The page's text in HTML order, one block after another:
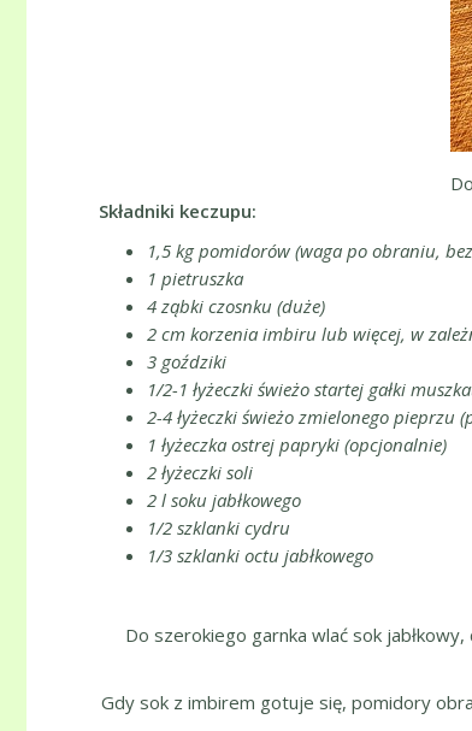
Składniki keczupu:
1,5 kg pomidorów (waga po obraniu,
1 pietruszka
4 ząbki czosnku (duże)
2 cm korzenia imbiru lub więcej, w
3 goździki
1/2-1 łyżeczki świeżo startej gałki
2-4 łyżeczki świeżo zmielonego pieprzu
1 łyżeczka ostrej papryki (opcjonalnie)
2 łyżeczki soli
2 l soku jabłkowego
1/2 szklanki cydru
1/3 szklanki octu jabłkowego
Do szerokiego garnka wlać sok
Gdy sok z imbirem gotuje się, pomidory